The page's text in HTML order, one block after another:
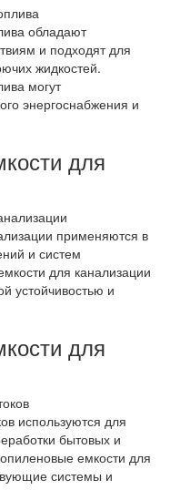
обладают
и подходят для
жидкостей.
могут
энергоснабжения и
для
применяются в
и систем
для канализации
устойчивостью и
для
используются для
бытовых и
емкости для
системы и